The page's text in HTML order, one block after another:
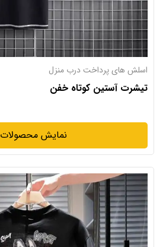
اسلش های پرداخت درب منزل
تیشرت آستین کوتاه خفن
نمایش محصولات